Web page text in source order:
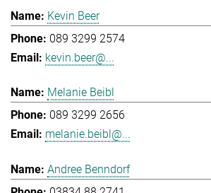
Kevin Beer
089 3299 2574
kevin.beer@...
Melanie Beibl
089 3299 2656
melanie.beibl@...
Andree Benndorf